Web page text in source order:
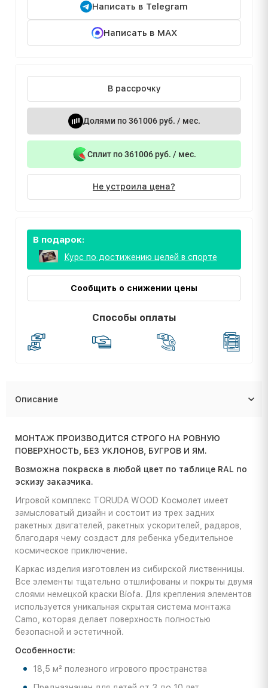
Написать в Telegram
Написать в MAX
В рассрочку
Долями по 361006 руб. / мес.
Сплит по 361006 руб. / мес.
Не устроила цена?
В подарок:
Курс по достижению целей в спорте
Сообщить о снижении цены
Способы оплаты
Описание
МОНТАЖ ПРОИЗВОДИТСЯ СТРОГО НА РОВНУЮ
ПОВЕРХНОСТЬ, БЕЗ УКЛОНОВ, БУГРОВ И ЯМ.
Возможна покраска в любой цвет по таблице RAL по
эскизу заказчика.
Игровой комплекс TORUDA WOOD Космолет имеет
замысловатый дизайн и состоит из трех задних
ракетных двигателей, ракетных ускорителей, радаров,
благодаря чему создаст для ребенка убедительное
космическое приключение.
Каркас изделия изготовлен из сибирской лиственницы.
Все элементы тщательно отшлифованы и покрыты двумя
слоями немецкой краски Biofa. Для крепления элементов
используется уникальная скрытая система монтажа
Camo, которая делает поверхность полностью
безопасной и эстетичной.
Особенности:
18,5 м² полезного игрового пространства